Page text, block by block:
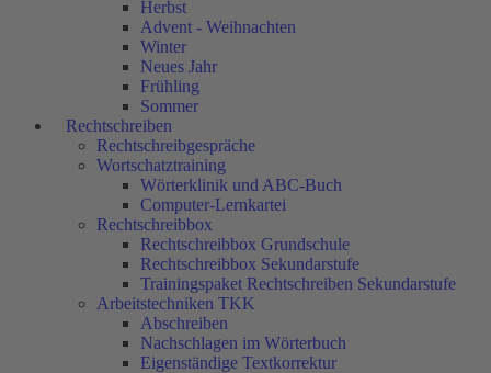
Herbst
Advent - Weihnachten
Winter
Neues Jahr
Frühling
Sommer
Rechtschreiben
Rechtschreibgespräche
Wortschatztraining
Wörterklinik und ABC-Buch
Computer-Lernkartei
Rechtschreibbox
Rechtschreibbox Grundschule
Rechtschreibbox Sekundarstufe
Trainingspaket Rechtschreiben Sekundarstufe
Arbeitstechniken TKK
Abschreiben
Nachschlagen im Wörterbuch
Eigenständige Textkorrektur